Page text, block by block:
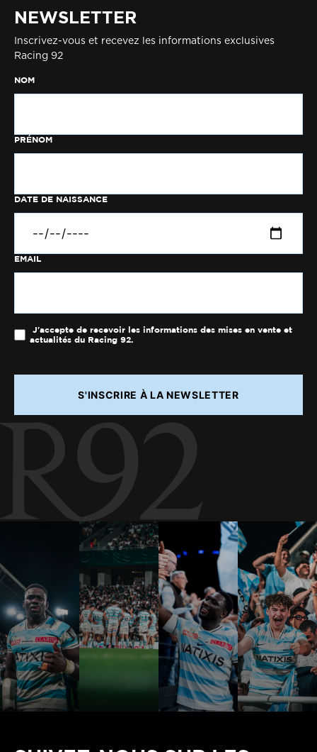
NEWSLETTER
Inscrivez-vous et recevez les informations exclusives
Racing 92
NOM
PRÉNOM
DATE DE NAISSANCE
EMAIL
J'accepte de recevoir les informations des mises en vente et
actualités du Racing 92.
S'INSCRIRE À LA NEWSLETTER